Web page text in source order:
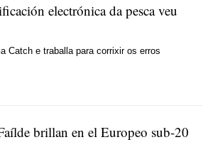
electrónica da pesca veu
Catch e traballa para corrixir os erros
brillan en el Europeo sub-20